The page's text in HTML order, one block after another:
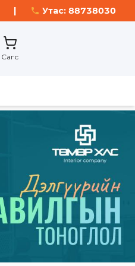
| Утас: 88738030
Сагс